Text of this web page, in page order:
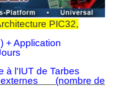
PIC32,
+ Application
à l'IUT de Tarbes
externes
(nombre de